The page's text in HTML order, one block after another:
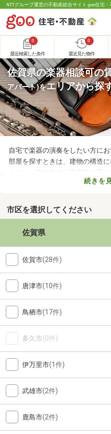
NTTグループ運営の不動産総合サイト goo住宅・
0
最近検索した条件
0
最近見た物件
佐賀県の楽器相談可の
アパート)をエリアから探
自宅で楽器の演奏をしたい方に
部屋を探すときは、建物の構造
クリート造の物件は気密性が高
の音で演奏すればトラブルにな
くことがおすすめです。
続きを
市区を選択してください
佐賀県
佐賀市(28件)
唐津市(10件)
鳥栖市(17件)
多久市(0件)
伊万里市(1件)
武雄市(2件)
鹿島市(2件)